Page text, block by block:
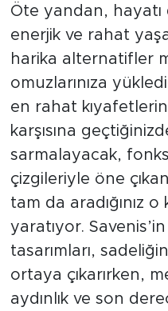
Öte yandan, hayatı
enerjik ve rahat
harika alternatifler
omuzlarınıza
en rahat
karşısına
sarmalayacak,
çizgileriyle öne
tam da aradığınız
yaratıyor.
tasarımları,
ortaya çıkarırken,
aydınlık ve son